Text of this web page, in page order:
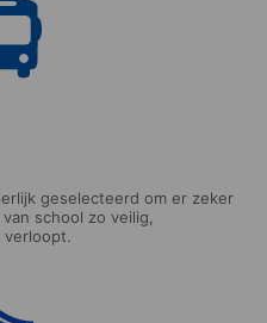
geselecteerd om er zeker
school zo veilig,
verloopt.